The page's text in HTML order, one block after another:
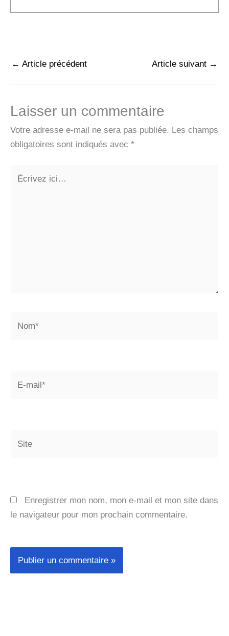
← Article précédent Article suivant →
Laisser un commentaire
Votre adresse e-mail ne sera pas publiée. Les champs
obligatoires sont indiqués avec *
Enregistrer mon nom, mon e-mail et mon site dans
le navigateur pour mon prochain commentaire.